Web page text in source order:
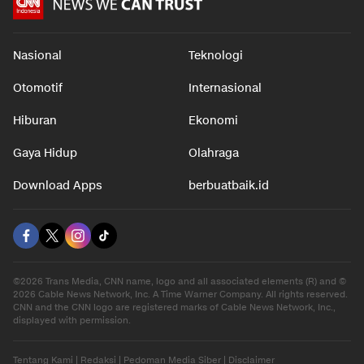
Nasional Teknologi
Otomotif Internasional
Hiburan Ekonomi
Gaya Hidup Olahraga
Download Apps berbuatbaik.id
©2026 Trans Media, CNN name, logo and all associated elements (R) and ©
2026 Cable News Network, Inc. A Time Warner Company. All rights reserved.
CNN and the CNN logo are registered marks of Cable News Network, Inc.,
displayed with permission.
Tentang Kami Redaksi Pedoman Media Siber Disclaimer